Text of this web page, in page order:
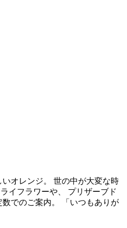
オレンジ。 世の中が大変な時
イフラワーや、 プリザーブド
でのご案内。 「いつもありが